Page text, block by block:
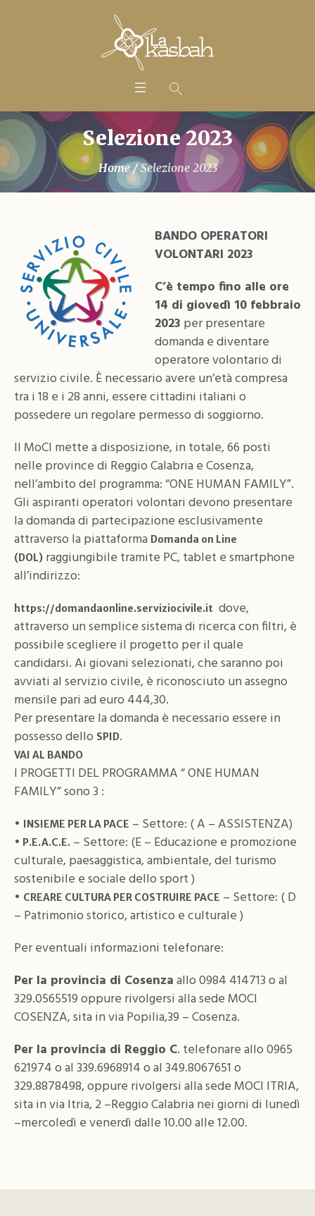
Selezione 2023
Home / Selezione 2023
BANDO OPERATORI
VOLONTARI 2023
C’è tempo fino alle ore
14 di giovedì 10 febbraio
2023 per presentare
domanda e diventare
operatore volontario di
servizio civile. È necessario avere un’età compresa
tra i 18 e i 28 anni, essere cittadini italiani o
possedere un regolare permesso di soggiorno.
Il MoCI mette a disposizione, in totale, 66 posti
nelle province di Reggio Calabria e Cosenza,
nell’ambito del programma: “ONE HUMAN FAMILY”.
Gli aspiranti operatori volontari devono presentare
la domanda di partecipazione esclusivamente
attraverso la piattaforma Domanda on Line
(DOL) raggiungibile tramite PC, tablet e smartphone
all’indirizzo:
https://domandaonline.serviziocivile.it dove,
attraverso un semplice sistema di ricerca con filtri, è
possibile scegliere il progetto per il quale
candidarsi. Ai giovani selezionati, che saranno poi
avviati al servizio civile, è riconosciuto un assegno
mensile pari ad euro 444,30.
Per presentare la domanda è necessario essere in
possesso dello SPID.
VAI AL BANDO
I PROGETTI DEL PROGRAMMA “ ONE HUMAN
FAMILY” sono 3 :
• INSIEME PER LA PACE – Settore: ( A – ASSISTENZA)
• P.E.A.C.E. – Settore: (E – Educazione e promozione
culturale, paesaggistica, ambientale, del turismo
sostenibile e sociale dello sport )
• CREARE CULTURA PER COSTRUIRE PACE – Settore: ( D
– Patrimonio storico, artistico e culturale )
Per eventuali informazioni telefonare:
Per la provincia di Cosenzaallo 0984 414713 o al
329.0565519 oppure rivolgersi alla sede MOCI
COSENZA, sita in via Popilia,39 – Cosenza.
Per la provincia di Reggio C. telefonare allo 0965
621974 o al 339.6968914 o al 349.8067651 o
329.8878498, oppure rivolgersi alla sede MOCI ITRIA,
sita in via Itria, 2 –Reggio Calabria nei giorni di lunedì
–mercoledì e venerdì dalle 10.00 alle 12.00.